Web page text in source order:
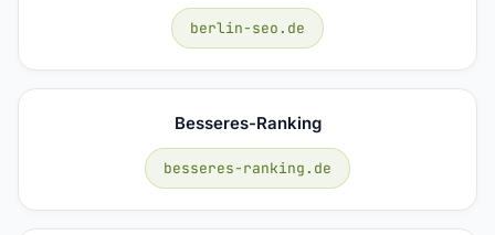
berlin-seo.de
Besseres-Ranking
besseres-ranking.de